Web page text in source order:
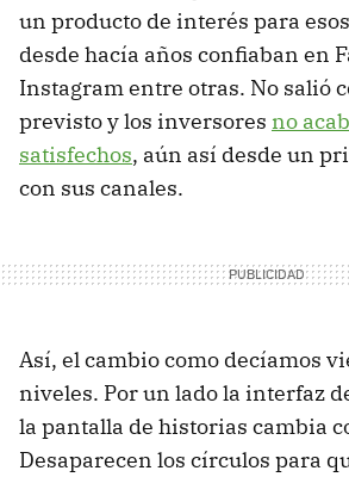
un producto de interés para
desde hacía años confiaban en
Instagram entre otras. No salió
previsto y los inversores no
satisfechos, aún así desde un
con sus canales.
Así, el cambio como decíamos
niveles. Por un lado la interfaz
la pantalla de historias cambia
Desaparecen los círculos para